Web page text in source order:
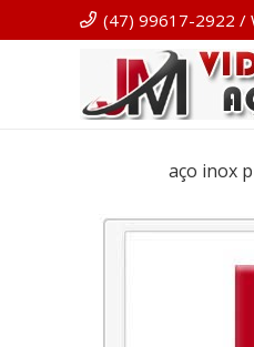
(47) 99617-2922 /
aço inox